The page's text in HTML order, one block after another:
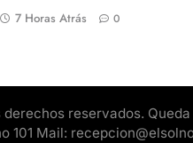
7 Horas Atrás 0
reservados.
101 Mail: